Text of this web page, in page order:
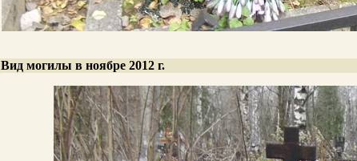
Вид могилы в ноябре 2012 г.